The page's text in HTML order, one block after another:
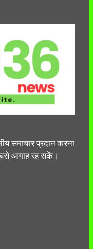
समाचार प्रदान करना
आगाह रह सकें।